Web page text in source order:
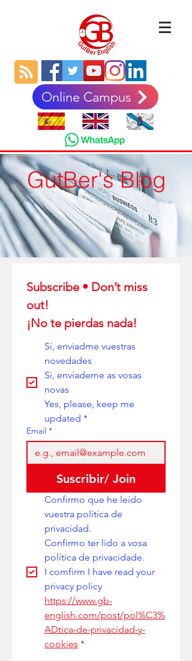
Online Campus
GutBer's Blog
Subscribe • Don’t miss
¡No te pierdas nada!
Sí, enviadme vuestras
novedades
Si, envíademe as vosas
novas
Yes, please, keep me
updated *
Email *
Suscribir/ Join
Confirmo que he leído
vuestra política de
Confirmo ter lido a vosa
I comfirm I have read your
privacy policy
https://www.gb-
english.com/post/pol%C3%
ADtica-de-privacidad-y-
cookies *